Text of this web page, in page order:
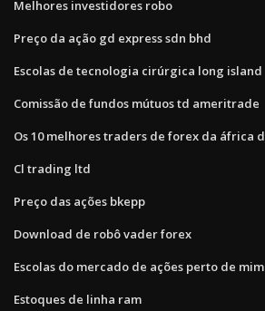
Melhores investidores robo
Preço da ação gd express sdn bhd
Escolas de tecnologia cirúrgica long island
Comissão de fundos mútuos td ameritrade
Os 10 melhores traders de forex da áfrica
Cl trading ltd
Preço das ações bkepp
Download de robô vader forex
Escolas do mercado de ações perto de mim
Estoques de linha ram